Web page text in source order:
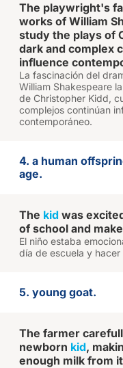
The playwright's
works of William
study the plays of
dark and complex
influence
La fascinación del
William Shakespeare
de Christopher Kidd,
complejos continúan
contemporáneo.
4. a human
age.
The kid was
of school and
El niño estaba
día de escuela y hacer
5. young goat.
The farmer
newborn kid,
enough milk from